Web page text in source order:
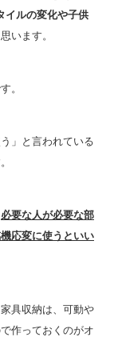
イルの変化や子供
います。
。
」と言われている
必要な人が必要な部
応変に使うといい
具収納は、可動や
作っておくのがオ